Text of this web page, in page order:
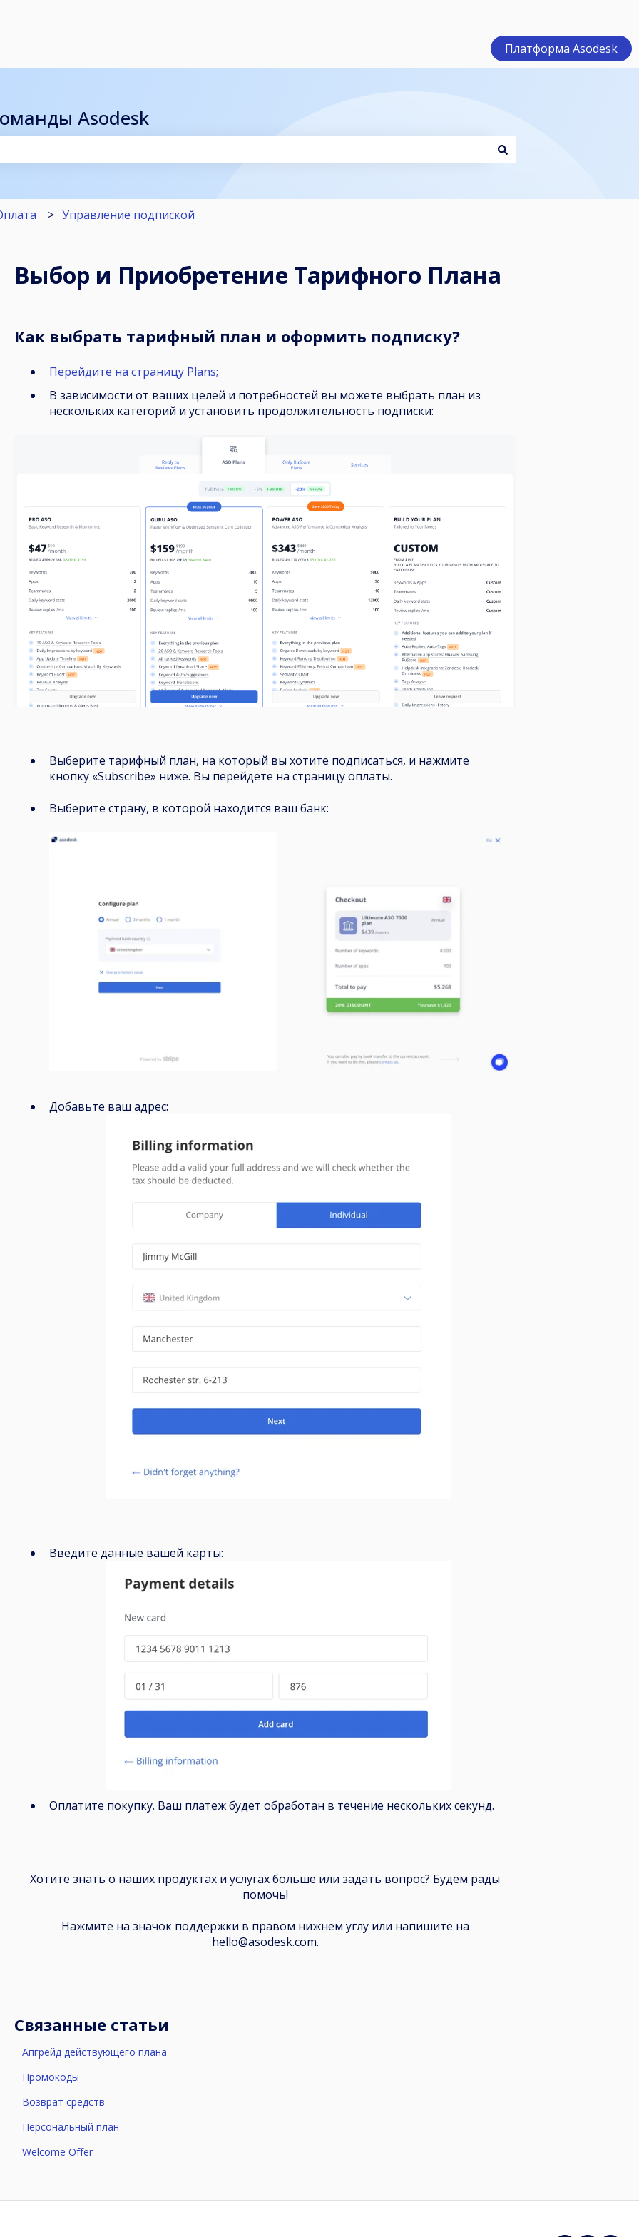
Платформа Asodesk
Asodesk
Управление подпиской
Выбор и Приобретение Тарифного Плана
Как выбрать тарифный план и оформить подписку?
Перейдите на страницу Plans;
В зависимости от ваших целей и потребностей вы можете выбрать план из
нескольких категорий и установить продолжительность подписки:
Выберите тарифный план, на который вы хотите подписаться, и нажмите
кнопку «Subscribe» ниже. Вы перейдете на страницу оплаты.
Выберите страну, в которой находится ваш банк:
Добавьте ваш адрес:
Введите данные вашей карты:
Оплатите покупку. Ваш платеж будет обработан в течение нескольких секунд.
Хотите знать о наших продуктах и услугах больше или задать вопрос? Будем рады
помочь!
Нажмите на значок поддержки в правом нижнем углу или напишите на
hello@asodesk.com.
Связанные статьи
Апгрейд действующего плана
Промокоды
Возврат средств
Персональный план
Welcome Offer